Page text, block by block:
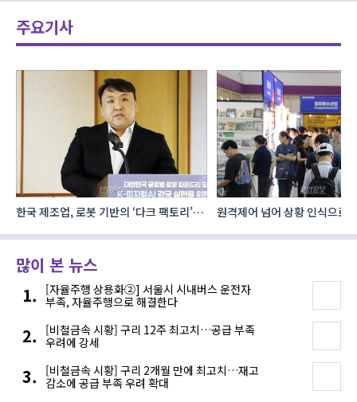
주요기사
원격제어 넘어 상황 인식으로, ‘공간지능’
건설·인테리어 최신 트렌드
많이 본 뉴스
[자율주행 상용화②] 서울시 시내버스 운전자
부족, 자율주행으로 해결한다
[비철금속 시황] 구리 12주 최고치…공급 부족
우려에 강세
[비철금속 시황] 구리 2개월 만에 최고치…재고
감소에 공급 부족 우려 확대